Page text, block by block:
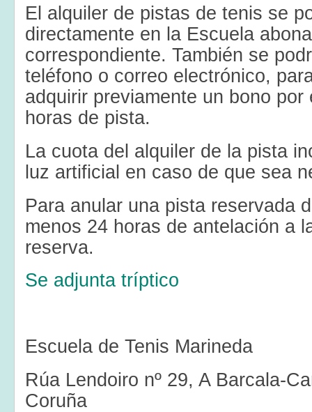
El alquiler de pistas de tenis se
directamente en la Escuela
correspondiente. También se
teléfono o correo electrónico,
adquirir previamente un bono por
horas de pista.
La cuota del alquiler de la pista
luz artificial en caso de que sea
Para anular una pista reservada
menos 24 horas de antelación a
reserva.
Se adjunta tríptico
Escuela de Tenis Marineda
Rúa Lendoiro nº 29, A Barcala-
Coruña